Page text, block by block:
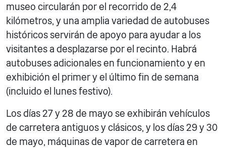
museo circularán por el recorrido de 2,4
kilómetros, y una amplia variedad de autobuses
históricos servirán de apoyo para ayudar a los
visitantes a desplazarse por el recinto. Habrá
autobuses adicionales en funcionamiento y en
exhibición el primer y el último fin de semana
(incluido el lunes festivo).
Los días 27 y 28 de mayo se exhibirán vehículos
de carretera antiguos y clásicos, y los días 29 y 30
de mayo, máquinas de vapor de carretera en